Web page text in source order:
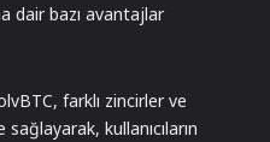
dair bazı avantajlar
farklı zincirler ve
kullanıcıların